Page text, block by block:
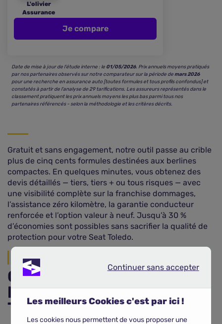
L'olivier
Assurance
Je compare
Date de mise à jour de l’étude interne : le 01/05/2026. Prix annuels moyens pratiqués
par nos partenaires observés sur notre comparateur sur la période demars 2026
pour une recherche en assurance auto [toutes formules et tous profils confondus] et
constatés à partir de l’analyse de 29 tarifications. Les assureurs représentés dans le
classement pratiquent les prix annuels moyens les plus bas parmi tous nos
partenaires référencés - selon la méthodologie et les critères décrits.
Gratuit et sans engagement, notre outil passe au crible
plus de cinq cents formules destinées aux berlines
compactes. En quelques minutes, vous obtenez des
devis détaillés — tiers, tiers + ou tous risques — avec
une visibilité complète sur la franchise dommages,
l’assistance zéro kilomètre, la garantie conducteur
renforcée et l’option valeur à neuf. Jusqu’à 30 %
d’économies sont possibles sans sacrifier la qualité de
protection pour votre Seat Toledo.
Garanties du contrat
Combien coûte
l’assurance d’une Seat
Toledo ?
Continuer sans accepter
Les meilleurs Cookies c'est par ici !
Les cookies nous permettent de vous proposer une
Continuer sans accepter